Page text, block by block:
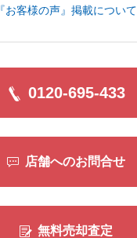
『お客様の声』掲載について
0120-695-433
店舗へのお問合せ
無料売却査定